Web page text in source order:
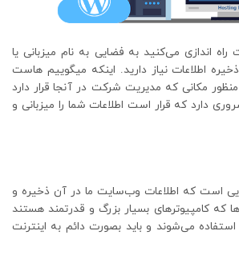
اندازی می‌کنید به فضایی به نام میزبانی یا
اطلاعات نیاز دارید. اینکه میگوییم هاست
مکانی که مدیریت شرکت در آنجا قرار دارد
دارد که قرار است اطلاعات شما را میزبانی و
است که اطلاعات وب‌سایت ما در آن ذخیره و
که کامپیوترهای بسیار بزرگ و قدرتمند هستند
استفاده می‌شوند و باید بصورت دائم به اینترنت